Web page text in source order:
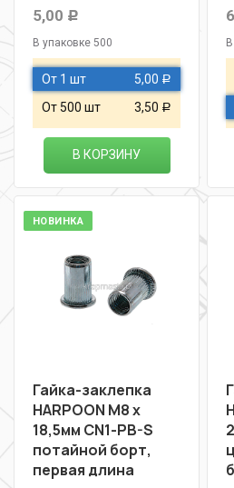
5,00 Р
В упаковке 500
От 1 шт 5,00 Р
От 500 шт 3,50 Р
В КОРЗИНУ
НОВИНКА
Гайка-заклепка
HARPOON М8 х
18,5мм CN1-РB-S
потайной борт,
первая длина